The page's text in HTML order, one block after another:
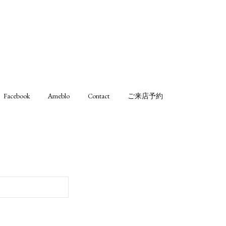
Facebook Ameblo Contact ご来店予約